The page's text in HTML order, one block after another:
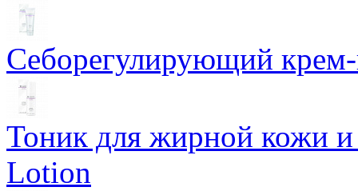
Себорегулирующий
Тоник для жирной кожи
Lotion